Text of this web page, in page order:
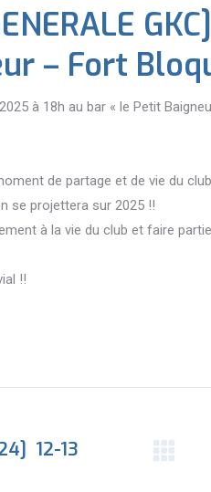
– Fort
à 18h au bar « le Petit
de partage et de vie du club
se projettera sur 2025 !!
à la vie du club et faire
!!
12-13